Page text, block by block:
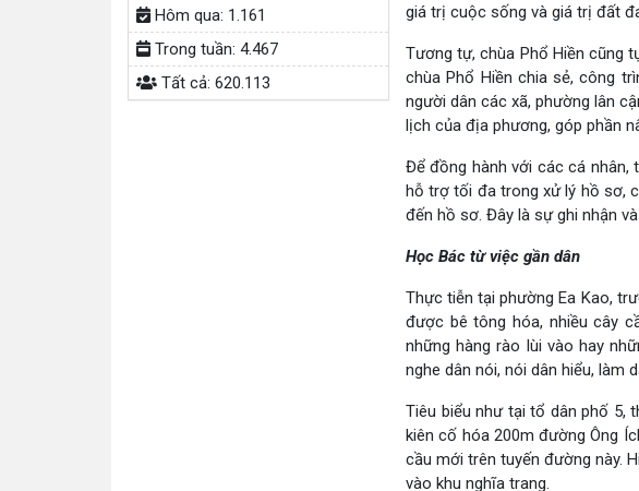
Hôm qua: 1.161
Trong tuần: 4.467
Tất cả: 620.113
giá trị cuộc sống và giá trị đất
Tương tự, chùa Phổ Hiền cũng
chùa Phổ Hiền chia sẻ, công
người dân các xã, phường lân
lịch của địa phương, góp phần
Để đồng hành với các cá nhân,
hỗ trợ tối đa trong xử lý hồ sơ,
đến hồ sơ. Đây là sự ghi nhận
Học Bác từ việc gần dân
Thực tiễn tại phường Ea Kao,
được bê tông hóa, nhiều cây
những hàng rào lùi vào hay
nghe dân nói, nói dân hiểu, làm
Tiêu biểu như tại tổ dân phố 5,
kiên cố hóa 200m đường Ông
cầu mới trên tuyến đường này.
vào khu nghĩa trang.